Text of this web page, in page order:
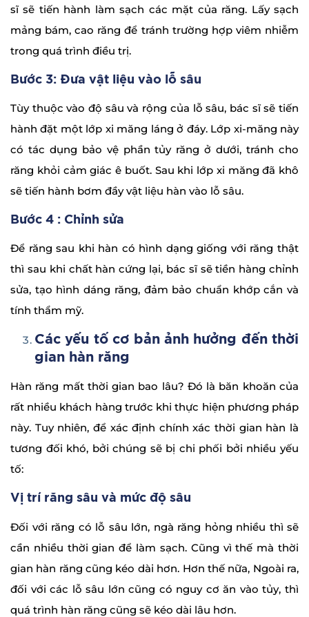
sĩ sẽ tiến hành làm sạch các mặt của răng. Lấy sạch
mảng bám, cao răng để tránh trường hợp viêm nhiễm
trong quá trình điều trị.
Bước 3: Đưa vật liệu vào lỗ sâu
Tùy thuộc vào độ sâu và rộng của lỗ sâu, bác sĩ sẽ tiến
hành đặt một lớp xi măng láng ở đáy. Lớp xi-măng này
có tác dụng bảo vệ phần tủy răng ở dưới, tránh cho
răng khỏi cảm giác ê buốt. Sau khi lớp xi măng đã khô
sẽ tiến hành bơm đầy vật liệu hàn vào lỗ sâu.
Bước 4 : Chỉnh sửa
Để răng sau khi hàn có hình dạng giống với răng thật
thì sau khi chất hàn cứng lại, bác sĩ sẽ tiền hàng chỉnh
sửa, tạo hình dáng răng, đảm bảo chuẩn khớp cắn và
tính thẩm mỹ.
Các yếu tố cơ bản ảnh hưởng đến thời
gian hàn răng
Hàn răng mất thời gian bao lâu? Đó là băn khoăn của
rất nhiều khách hàng trước khi thực hiện phương pháp
này. Tuy nhiên, để xác định chính xác thời gian hàn là
tương đối khó, bởi chúng sẽ bị chi phối bởi nhiều yếu
tố:
Vị trí răng sâu và mức độ sâu
Đối với răng có lỗ sâu lớn, ngà răng hỏng nhiều thì sẽ
cần nhiều thời gian để làm sạch. Cũng vì thế mà thời
gian hàn răng cũng kéo dài hơn. Hơn thế nữa, Ngoài ra,
đối với các lỗ sâu lớn cũng có nguy cơ ăn vào tủy, thì
quá trình hàn răng cũng sẽ kéo dài lâu hơn.